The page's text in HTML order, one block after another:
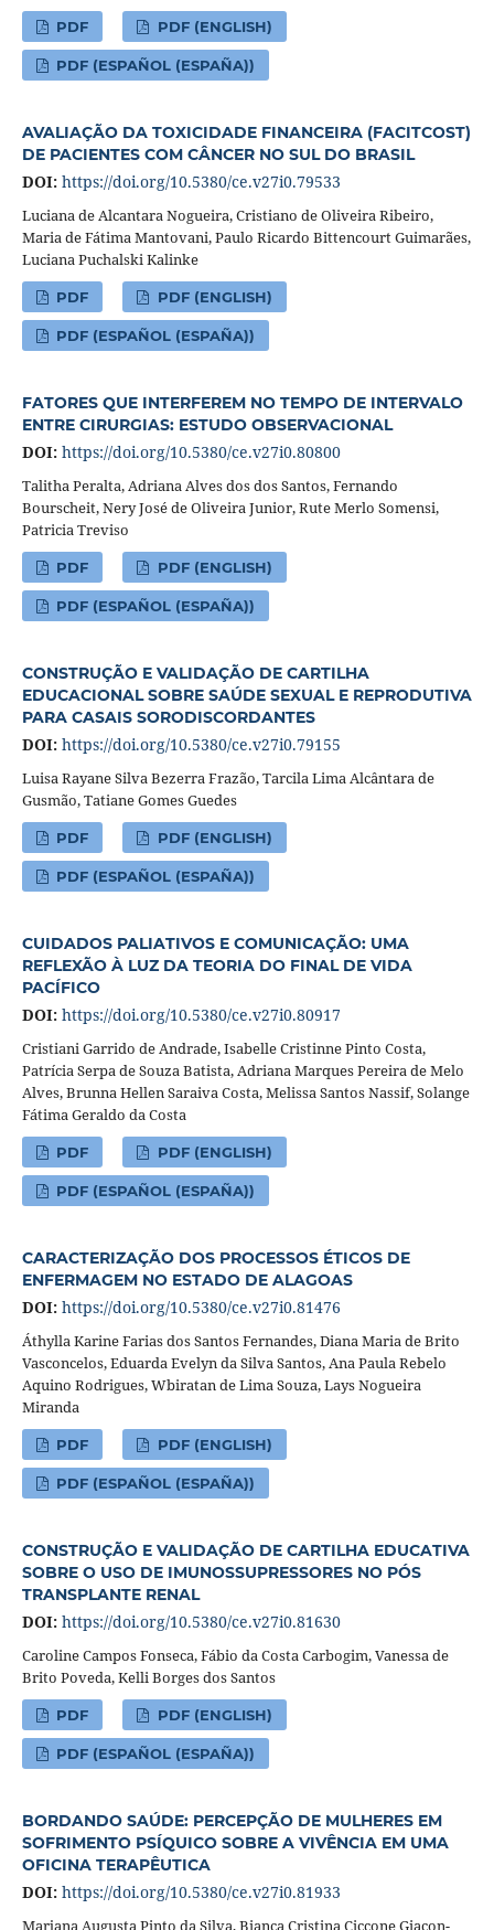
PDF PDF (ENGLISH)
PDF (ESPAÑOL (ESPAÑA))
AVALIAÇÃO DA TOXICIDADE FINANCEIRA (FACITCOST)
DE PACIENTES COM CÂNCER NO SUL DO BRASIL
DOI: https://doi.org/10.5380/ce.v27i0.79533
Luciana de Alcantara Nogueira, Cristiano de Oliveira Ribeiro,
Maria de Fátima Mantovani, Paulo Ricardo Bittencourt Guimarães,
Luciana Puchalski Kalinke
PDF PDF (ENGLISH)
PDF (ESPAÑOL (ESPAÑA))
FATORES QUE INTERFEREM NO TEMPO DE INTERVALO
ENTRE CIRURGIAS: ESTUDO OBSERVACIONAL
DOI: https://doi.org/10.5380/ce.v27i0.80800
Talitha Peralta, Adriana Alves dos dos Santos, Fernando
Bourscheit, Nery José de Oliveira Junior, Rute Merlo Somensi,
Patricia Treviso
PDF PDF (ENGLISH)
PDF (ESPAÑOL (ESPAÑA))
CONSTRUÇÃO E VALIDAÇÃO DE CARTILHA
EDUCACIONAL SOBRE SAÚDE SEXUAL E REPRODUTIVA
PARA CASAIS SORODISCORDANTES
DOI: https://doi.org/10.5380/ce.v27i0.79155
Luisa Rayane Silva Bezerra Frazão, Tarcila Lima Alcântara de
Gusmão, Tatiane Gomes Guedes
PDF PDF (ENGLISH)
PDF (ESPAÑOL (ESPAÑA))
CUIDADOS PALIATIVOS E COMUNICAÇÃO: UMA
REFLEXÃO À LUZ DA TEORIA DO FINAL DE VIDA
PACÍFICO
DOI: https://doi.org/10.5380/ce.v27i0.80917
Cristiani Garrido de Andrade, Isabelle Cristinne Pinto Costa,
Patrícia Serpa de Souza Batista, Adriana Marques Pereira de Melo
Alves, Brunna Hellen Saraiva Costa, Melissa Santos Nassif, Solange
Fátima Geraldo da Costa
PDF PDF (ENGLISH)
PDF (ESPAÑOL (ESPAÑA))
CARACTERIZAÇÃO DOS PROCESSOS ÉTICOS DE
ENFERMAGEM NO ESTADO DE ALAGOAS
DOI: https://doi.org/10.5380/ce.v27i0.81476
Áthylla Karine Farias dos Santos Fernandes, Diana Maria de Brito
Vasconcelos, Eduarda Evelyn da Silva Santos, Ana Paula Rebelo
Aquino Rodrigues, Wbiratan de Lima Souza, Lays Nogueira
Miranda
PDF PDF (ENGLISH)
PDF (ESPAÑOL (ESPAÑA))
CONSTRUÇÃO E VALIDAÇÃO DE CARTILHA EDUCATIVA
SOBRE O USO DE IMUNOSSUPRESSORES NO PÓS
TRANSPLANTE RENAL
DOI: https://doi.org/10.5380/ce.v27i0.81630
Caroline Campos Fonseca, Fábio da Costa Carbogim, Vanessa de
Brito Poveda, Kelli Borges dos Santos
PDF PDF (ENGLISH)
PDF (ESPAÑOL (ESPAÑA))
BORDANDO SAÚDE: PERCEPÇÃO DE MULHERES EM
SOFRIMENTO PSÍQUICO SOBRE A VIVÊNCIA EM UMA
OFICINA TERAPÊUTICA
DOI: https://doi.org/10.5380/ce.v27i0.81933
Marjana Augusta Pinto da Silva, Bianca Cristina Ciccone Giacon-